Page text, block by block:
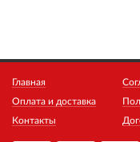
Главная
Оплата и доставка
Контакты